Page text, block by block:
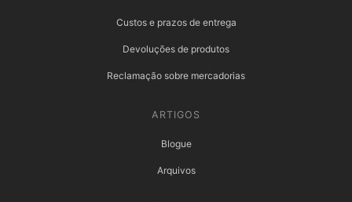
Custos e prazos de entrega
Devoluções de produtos
Reclamação sobre mercadorias
ARTIGOS
Blogue
Arquivos